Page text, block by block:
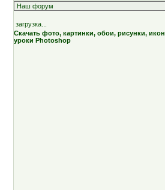
загрузка...
Скачать фото, картинки, обои, рисунки,
уроки Photoshop